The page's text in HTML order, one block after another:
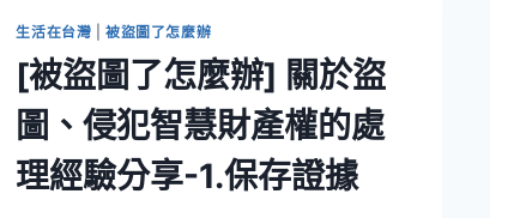
生活在台灣 |被盜圖了怎麼辦
[被盜圖了怎麼辦] 關於盜
圖、侵犯智慧財產權的處
理經驗分享-1.保存證據